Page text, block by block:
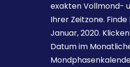
exakten Vollmond-
Ihrer Zeitzone.
Januar, 2020.
Datum im